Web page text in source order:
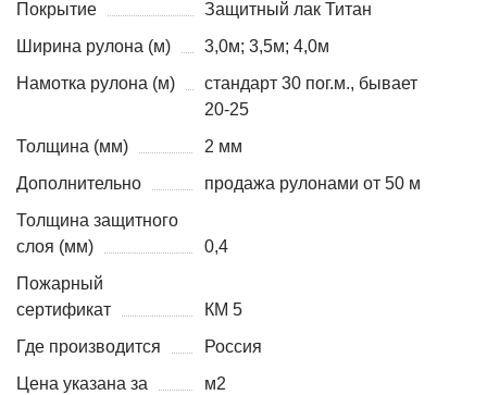
Покрытие
Защитный лак Титан
Ширина рулона (м)
3,0м; 3,5м; 4,0м
Намотка рулона (м)
стандарт 30 пог.м., бывает
20-25
Толщина (мм)
2 мм
Дополнительно
продажа рулонами от 50 м
Толщина защитного
слоя (мм)
0,4
Пожарный
сертификат
КМ 5
Где производится
Россия
Цена указана за
м2